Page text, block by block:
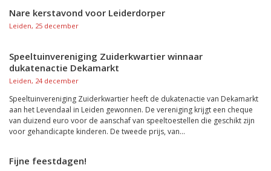
Nare kerstavond voor Leiderdorper
Leiden, 25 december
Speeltuinvereniging Zuiderkwartier winnaar
dukatenactie Dekamarkt
Leiden, 24 december
Speeltuinvereniging Zuiderkwartier heeft de dukatenactie van Dekamarkt
aan het Levendaal in Leiden gewonnen. De vereniging krijgt een cheque
van duizend euro voor de aanschaf van speeltoestellen die geschikt zijn
voor gehandicapte kinderen. De tweede prijs, van...
Fijne feestdagen!